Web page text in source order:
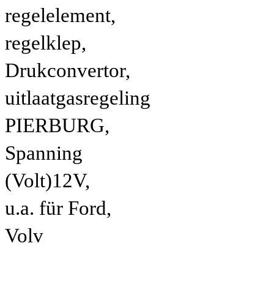
regelelement,
regelklep,
Drukconvertor,
uitlaatgasregeling
PIERBURG,
Spanning
(Volt)12V,
u.a. für Ford,
Volv